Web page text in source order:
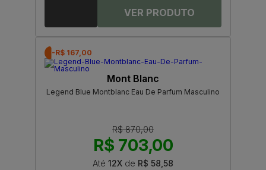
-R$ 167,00
Mont Blanc
Legend Blue Montblanc Eau De Parfum Masculino
R$ 870,00
R$ 703,00
Até 12X de R$ 58,58